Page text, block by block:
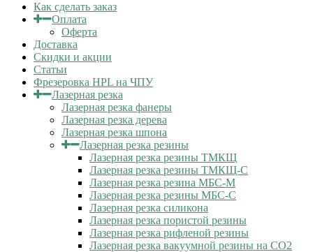
Как сделать заказ
Оплата
Оферта
Доставка
Скидки и акции
Статьи
Фрезеровка HPL на ЧПУ
Лазерная резка
Лазерная резка фанеры
Лазерная резка дерева
Лазерная резка шпона
Лазерная резка резины
Лазерная резка резины ТМКЩ
Лазерная резка резины ТМКЩ-С
Лазерная резка резина МБС-М
Лазерная резка резины МБС-С
Лазерная резка силикона
Лазерная резка пористой резины
Лазерная резка рифленой резины
Лазерная резка вакуумной резины на CO2